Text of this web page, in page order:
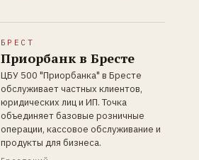
БРЕСТ
Приорбанк в Бресте
ЦБУ 500 "Приорбанка" в Бресте
обслуживает частных клиентов,
юридических лиц и ИП. Точка
объединяет базовые розничные
операции, кассовое обслуживание и
продукты для бизнеса.